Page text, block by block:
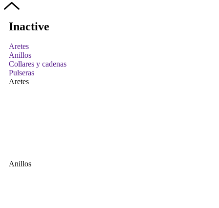
Inactive
Aretes
Anillos
Collares y cadenas
Pulseras
Aretes
Anillos